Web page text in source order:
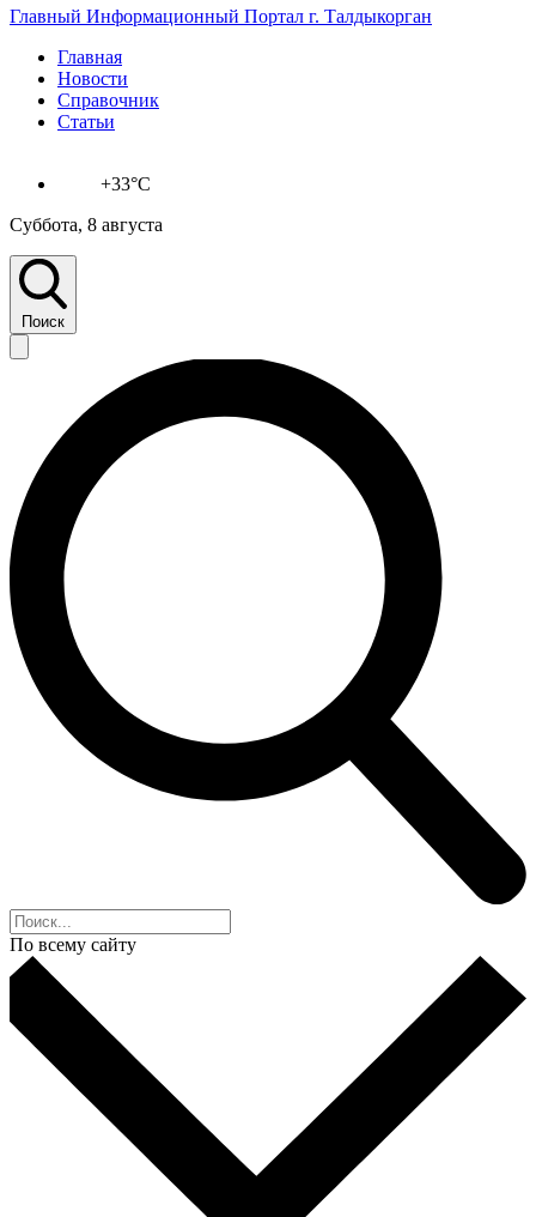
Главный Информационный Портал г. Талдыкорган
Главная
Новости
Справочник
Статьи
+33°C
Суббота, 8 августа
Поиск
По всему сайту